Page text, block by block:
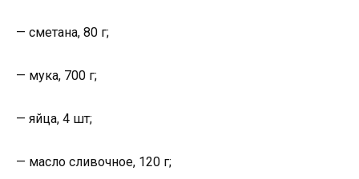
— сметана, 80 г;
— мука, 700 г;
— яйца, 4 шт;
— масло сливочное, 120 г;